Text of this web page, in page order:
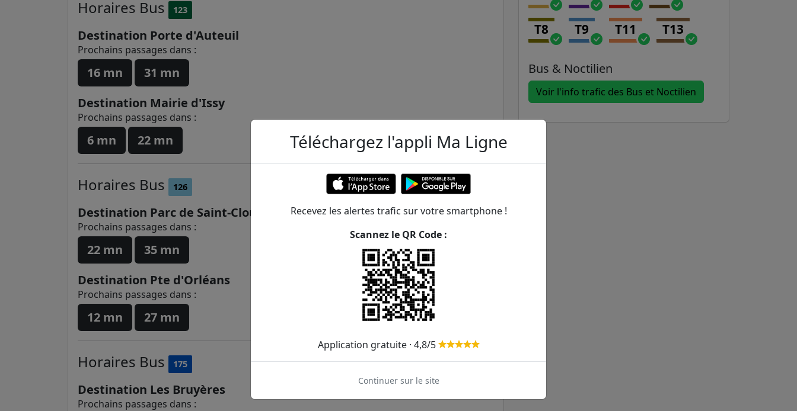
Horaires Bus 123
Destination Porte d'Auteuil
Prochains passages dans :
16 mn
31 mn
Destination Mairie d'Issy
Prochains passages dans :
6 mn 22 mn
Horaires Bus 126
Destination Parc de Saint-Cloud
Prochains passages dans :
22 mn
35 mn
Destination Pte d'Orléans
Prochains passages dans :
12 mn 27 mn
Horaires Bus 175
Destination Les Bruyères
Prochains passages dans :
T8 T9 T11 T13
Bus & Noctilien
Voir l'info trafic des Bus et Noctilien
Téléchargez l'appli Ma Ligne
Recevez les alertes trafic sur votre smartphone !
Scannez le QR Code :
Application gratuite · 4,8/5
Continuer sur le site